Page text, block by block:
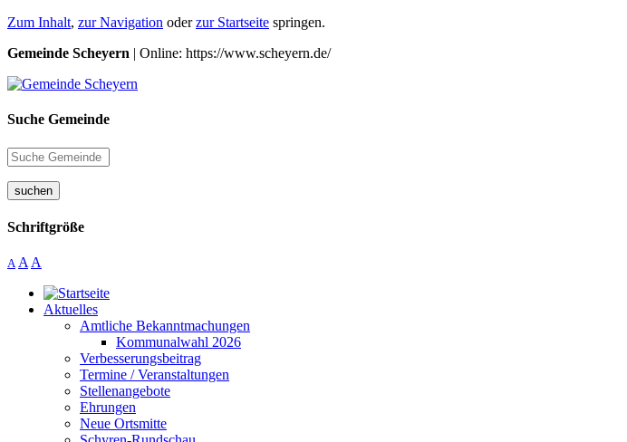
Zum Inhalt, zur Navigation oderzur Startseite springen.
Gemeinde Scheyern | Online: https://www.scheyern.de/
Suche Gemeinde
suchen
Schriftgröße
A A A
Aktuelles
Amtliche Bekanntmachungen
Kommunalwahl 2026
Verbesserungsbeitrag
Termine / Veranstaltungen
Stellenangebote
Ehrungen
Neue Ortsmitte